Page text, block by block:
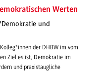
Werten
und
der DHBW im vom
Ziel es ist, Demokratie im
und praxistaugliche